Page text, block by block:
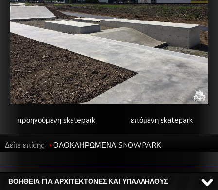
επόμενη skatepark
προηγούμενη skatepark
Δείτε επίσης: ΟΛΟΚΛΗΡΩΜΕΝΑ SNOWPARΚ
ΒΟΗΘΕΙΑ ΓΙΑ ΑΡΧΙΤΕΚΤΟΝΕΣ ΚΑΙ ΥΠΑΛΛΗΛΟΥΣ